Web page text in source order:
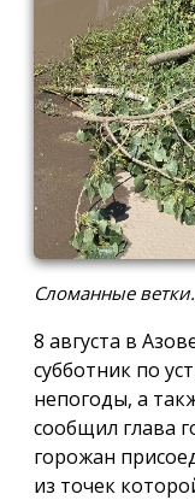
Сломанные
8 августа в
субботник по
непогоды, а
сообщил глава
горожан
из точек